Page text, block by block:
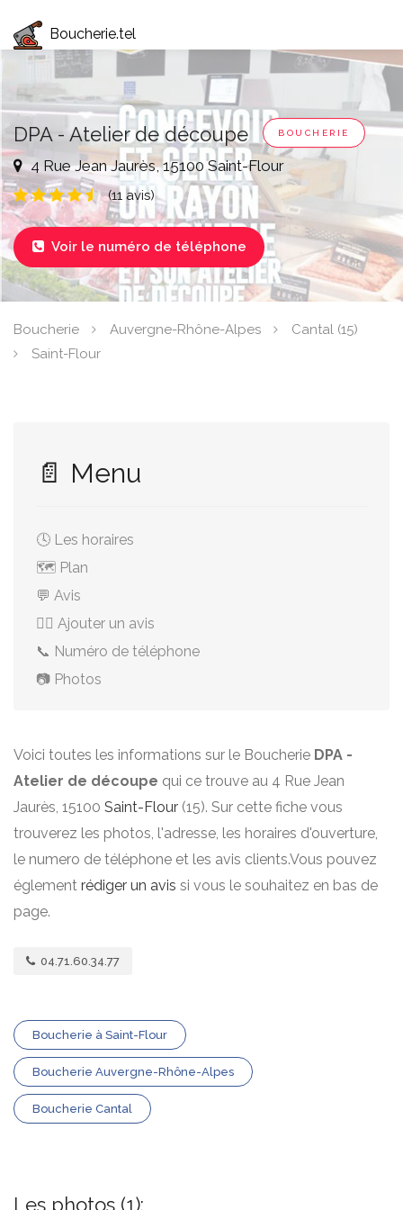
Boucherie.tel
DPA - Atelier de découpe BOUCHERIE
4 Rue Jean Jaurès, 15100 Saint-Flour
(11 avis)
 Voir le numéro de téléphone
Boucherie Auvergne-Rhône-Alpes
Cantal (15)
Saint-Flour
📄 Menu
🕓 Les horaires
🗺️ Plan
💬 Avis
✍🏻 Ajouter un avis
📞 Numéro de téléphone
📷 Photos
Voici toutes les informations sur le Boucherie DPA -
Atelier de découpe qui ce trouve au 4 Rue Jean
Jaurès, 15100 Saint-Flour (15). Sur cette fiche vous
trouverez les photos, l'adresse, les horaires d'ouverture,
le numero de téléphone et les avis clients.Vous pouvez
églement rédiger un avis si vous le souhaitez en bas de
page.
04.71.60.34.77
Boucherie à Saint-Flour
Boucherie Auvergne-Rhône-Alpes
Boucherie Cantal
Les photos (1):